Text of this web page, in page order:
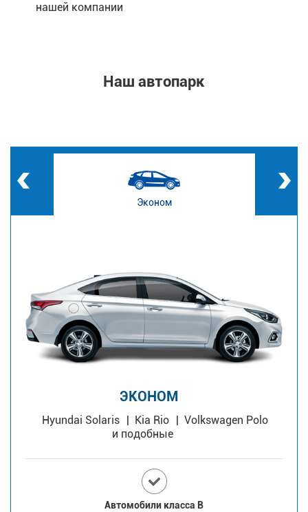
нашей компании
Наш автопарк
Эконом
ЭКОНОМ
Hyundai Solaris Kia Rio
Volkswagen Polo
и подобные
Автомобили класса В